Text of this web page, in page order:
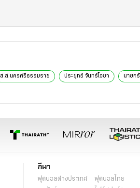
ส.ส.นครศรีธรรมราช ประยุทธ์ จันทร์โอชา นายก
กีฬา
ฟุตบอลต่่างประเทศ
ฟุตบอลไทย